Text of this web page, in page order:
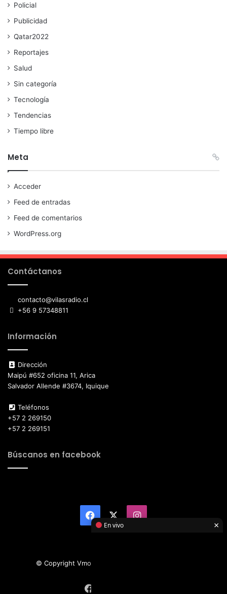
Policial
Publicidad
Qatar2022
Reportajes
Salud
Sin categoría
Tecnología
Tendencias
Tiempo libre
Meta
Acceder
Feed de entradas
Feed de comentarios
WordPress.org
Contáctanos
contacto@vilasradio.cl
+56 9 57348811
Información
Dirección
Maipú #652 oficina 11, Arica
Salvador Allende #3674, Iquique
Teléfonos
+57 2 269150
+57 2 269151
Búscanos en facebook
Facebook Instagram
© Copyright Vmotor TI 2026, All Rights Reserved
En vivo ×